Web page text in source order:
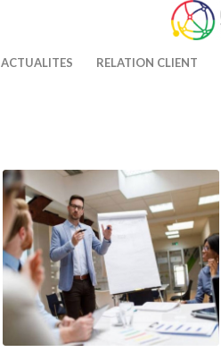
ACTUALITES RELATION CLIENT